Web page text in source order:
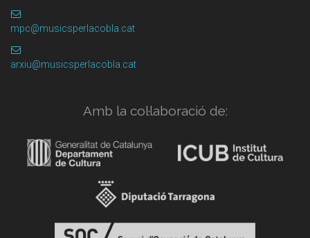
mpc@musicsperlacobla.cat
arxiu@musicsperlacobla.cat
Amb la col·laboració de: